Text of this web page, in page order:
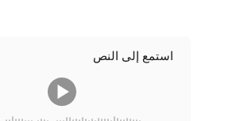
استمع إلى النص